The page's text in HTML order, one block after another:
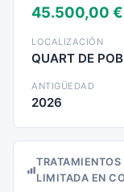
45.500,00 €
LOCALIZACIÓN
QUART DE
ANTIGÜEDAD
2026
LIMITADA EN